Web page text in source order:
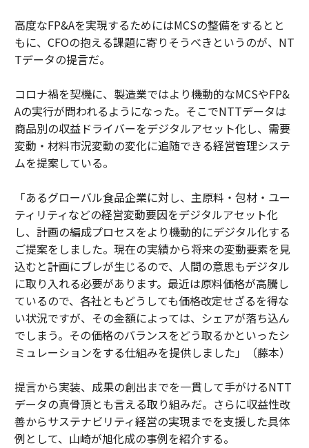
高度なFP&Aを実現するためにはMCSの整備をするとと
もに、CFOの抱える課題に寄りそうべきというのが、NT
Tデータの提言だ。
コロナ禍を契機に、製造業ではより機動的なMCSやFP&
Aの実行が問われるようになった。そこでNTTデータは
商品別の収益ドライバーをデジタルアセット化し、需要
変動・材料市況変動の変化に追随できる経営管理システ
ムを提案している。
「あるグローバル食品企業に対し、主原料・包材・ユー
ティリティなどの経営変動要因をデジタルアセット化
し、計画の編成プロセスをより機動的にデジタル化する
ご提案をしました。現在の実績から将来の変動要素を見
込むと計画にブレが生じるので、人間の意思もデジタル
に取り入れる必要があります。最近は原料価格が高騰し
ているので、各社ともどうしても価格改定せざるを得な
い状況ですが、その金額によっては、シェアが落ち込ん
でしまう。その価格のバランスをどう取るかといったシ
ミュレーションをする仕組みを提供しました」（藤本）
提言から実装、成果の創出までを一貫して手がけるNTT
データの真骨頂とも言える取り組みだ。さらに収益性改
善からサステナビリティ経営の実現までを支援した具体
例として、山崎が旭化成の事例を紹介する。